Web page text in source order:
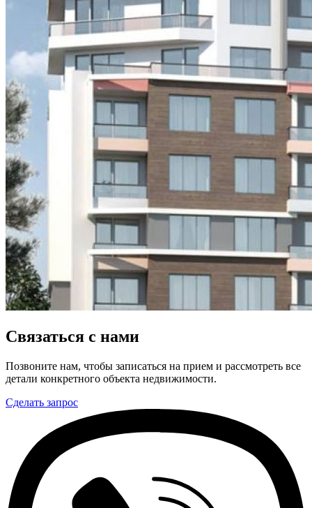
Связаться с нами
Позвоните нам, чтобы записаться на прием и рассмотреть все
детали конкретного объекта недвижимости.
Сделать запрос